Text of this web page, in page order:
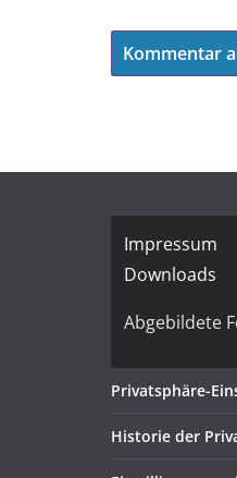
Impressum
Downloads
Abgebildete
Privatsphäre-
Historie der